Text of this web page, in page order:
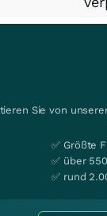
Sie von
✅ Größte
✅ über
✅ rund